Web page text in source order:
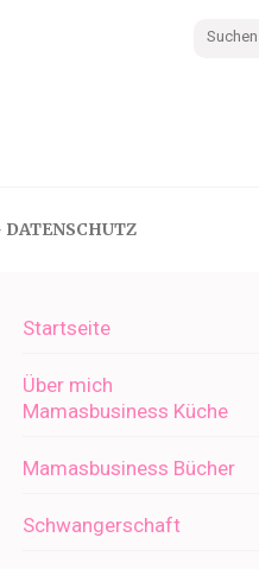
Startseite
Über mich
Mamasbusiness Küche
Mamasbusiness Bücher
Schwangerschaft